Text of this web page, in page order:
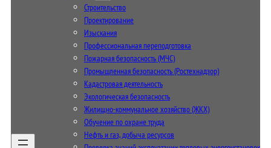
Строительство
Проектирование
Изыскания
Профессиональная переподготовка
Пожарная безопасность (МЧС)
Промышленная безопасность (Ростехнадзор)
Кадастровая деятельность
Экологическая безопасность
Жилищно-коммунальное хозяйство (ЖКХ)
Обучение по охране труда
Нефть и газ, добыча ресурсов